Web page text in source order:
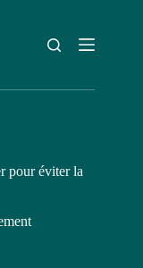
pour éviter la